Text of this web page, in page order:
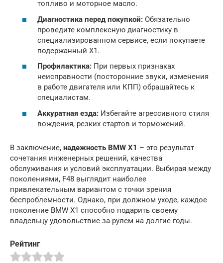
топливо и моторное масло.
Диагностика перед покупкой: Обязательно
проведите комплексную диагностику в
специализированном сервисе, если покупаете
подержанный X1.
Профилактика: При первых признаках
неисправности (посторонние звуки, изменения
в работе двигателя или КПП) обращайтесь к
специалистам.
Аккуратная езда: Избегайте агрессивного стиля
вождения, резких стартов и торможений.
В заключение, надежность BMW X1 – это результат
сочетания инженерных решений, качества
обслуживания и условий эксплуатации. Выбирая между
поколениями, F48 выглядит наиболее
привлекательным вариантом с точки зрения
беспроблемности. Однако, при должном уходе, каждое
поколение BMW X1 способно подарить своему
владельцу удовольствие за рулем на долгие годы.
Рейтинг